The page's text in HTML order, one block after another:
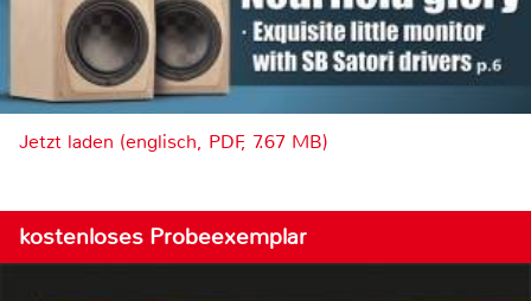
Jetzt laden (englisch, PDF, 7.67 MB)
kostenloses Probeexemplar